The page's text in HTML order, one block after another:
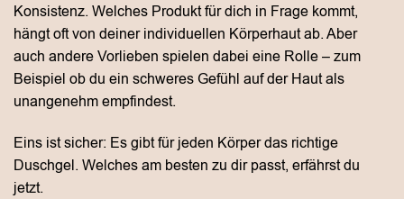
Konsistenz. Welches Produkt für dich in Frage kommt,
hängt oft von deiner individuellen Körperhaut ab. Aber
auch andere Vorlieben spielen dabei eine Rolle – zum
Beispiel ob du ein schweres Gefühl auf der Haut als
unangenehm empfindest.
Eins ist sicher: Es gibt für jeden Körper das richtige
Duschgel. Welches am besten zu dir passt, erfährst du
jetzt.